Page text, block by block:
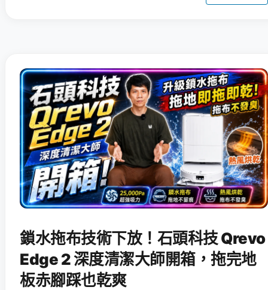
鎖水拖布技術下放！石頭科技 Qrevo
Edge 2 深度清潔大師開箱，拖完地
板赤腳踩也乾爽